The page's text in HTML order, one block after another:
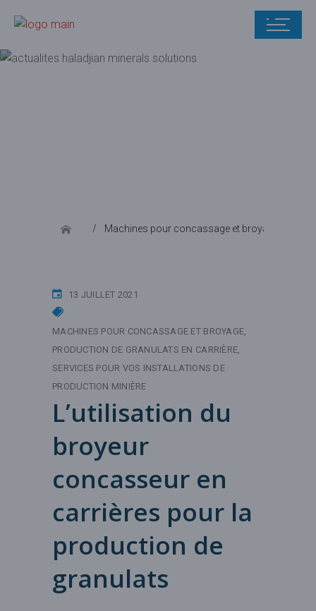
Machines pour concassage et broyage
13 JUILLET 2021
MACHINES POUR CONCASSAGE ET BROYAGE
PRODUCTION DE GRANULATS EN CARRIÈRE
SERVICES POUR VOS INSTALLATIONS DE
PRODUCTION MINIÈRE
L’utilisation du
broyeur
concasseur en
carrières pour la
production de
granulats